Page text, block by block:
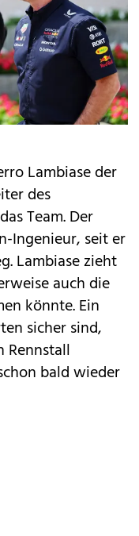
Lambiase der
des
Team. Der
Ingenieur, seit er
Lambiase zieht
auch die
könnte. Ein
sicher sind,
Rennstall
bald wieder